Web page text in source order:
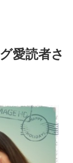
愛読者さ